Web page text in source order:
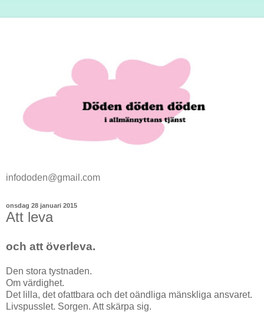
infododen@gmail.com
onsdag 28 januari 2015
Att leva
och att överleva.
Den stora tystnaden.
Om värdighet.
Det lilla, det ofattbara och det oändliga mänskliga ansvaret.
Livspusslet. Sorgen. Att skärpa sig.